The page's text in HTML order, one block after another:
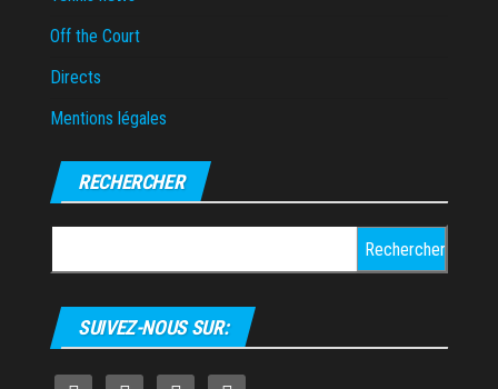
Off the Court
Directs
Mentions légales
RECHERCHER
SUIVEZ-NOUS SUR: